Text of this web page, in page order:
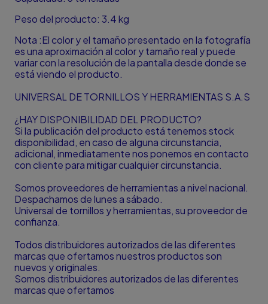
Peso del producto: 3.4 kg
Nota :El color y el tamaño presentado en la fotografía
es una aproximación al color y tamaño real y puede
variar con la resolución de la pantalla desde donde se
está viendo el producto.
UNIVERSAL DE TORNILLOS Y HERRAMIENTAS S.A.S
¿HAY DISPONIBILIDAD DEL PRODUCTO?
Si la publicación del producto está tenemos stock
disponibilidad, en caso de alguna circunstancia,
adicional, inmediatamente nos ponemos en contacto
con cliente para mitigar cualquier circunstancia.
Somos proveedores de herramientas a nivel nacional.
Despachamos de lunes a sábado.
Universal de tornillos y herramientas, su proveedor de
confianza.
Todos distribuidores autorizados de las diferentes
marcas que ofertamos nuestros productos son
nuevos y originales.
Somos distribuidores autorizados de las diferentes
marcas que ofertamos